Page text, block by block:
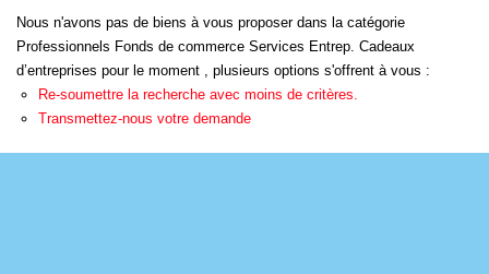
Qui Sommes Nous
Notre Équipe
Nous Rejoindre
Nos Actualités
Créer une alerte
Nous n'avons pas de biens à vous proposer dans la catégorie
Professionnels Fonds de commerce Services Entrep. Cadeaux
d’entreprises pour le moment , plusieurs options s'offrent à vous :
Re-soumettre la recherche avec moins de critères.
Transmettez-nous votre demande